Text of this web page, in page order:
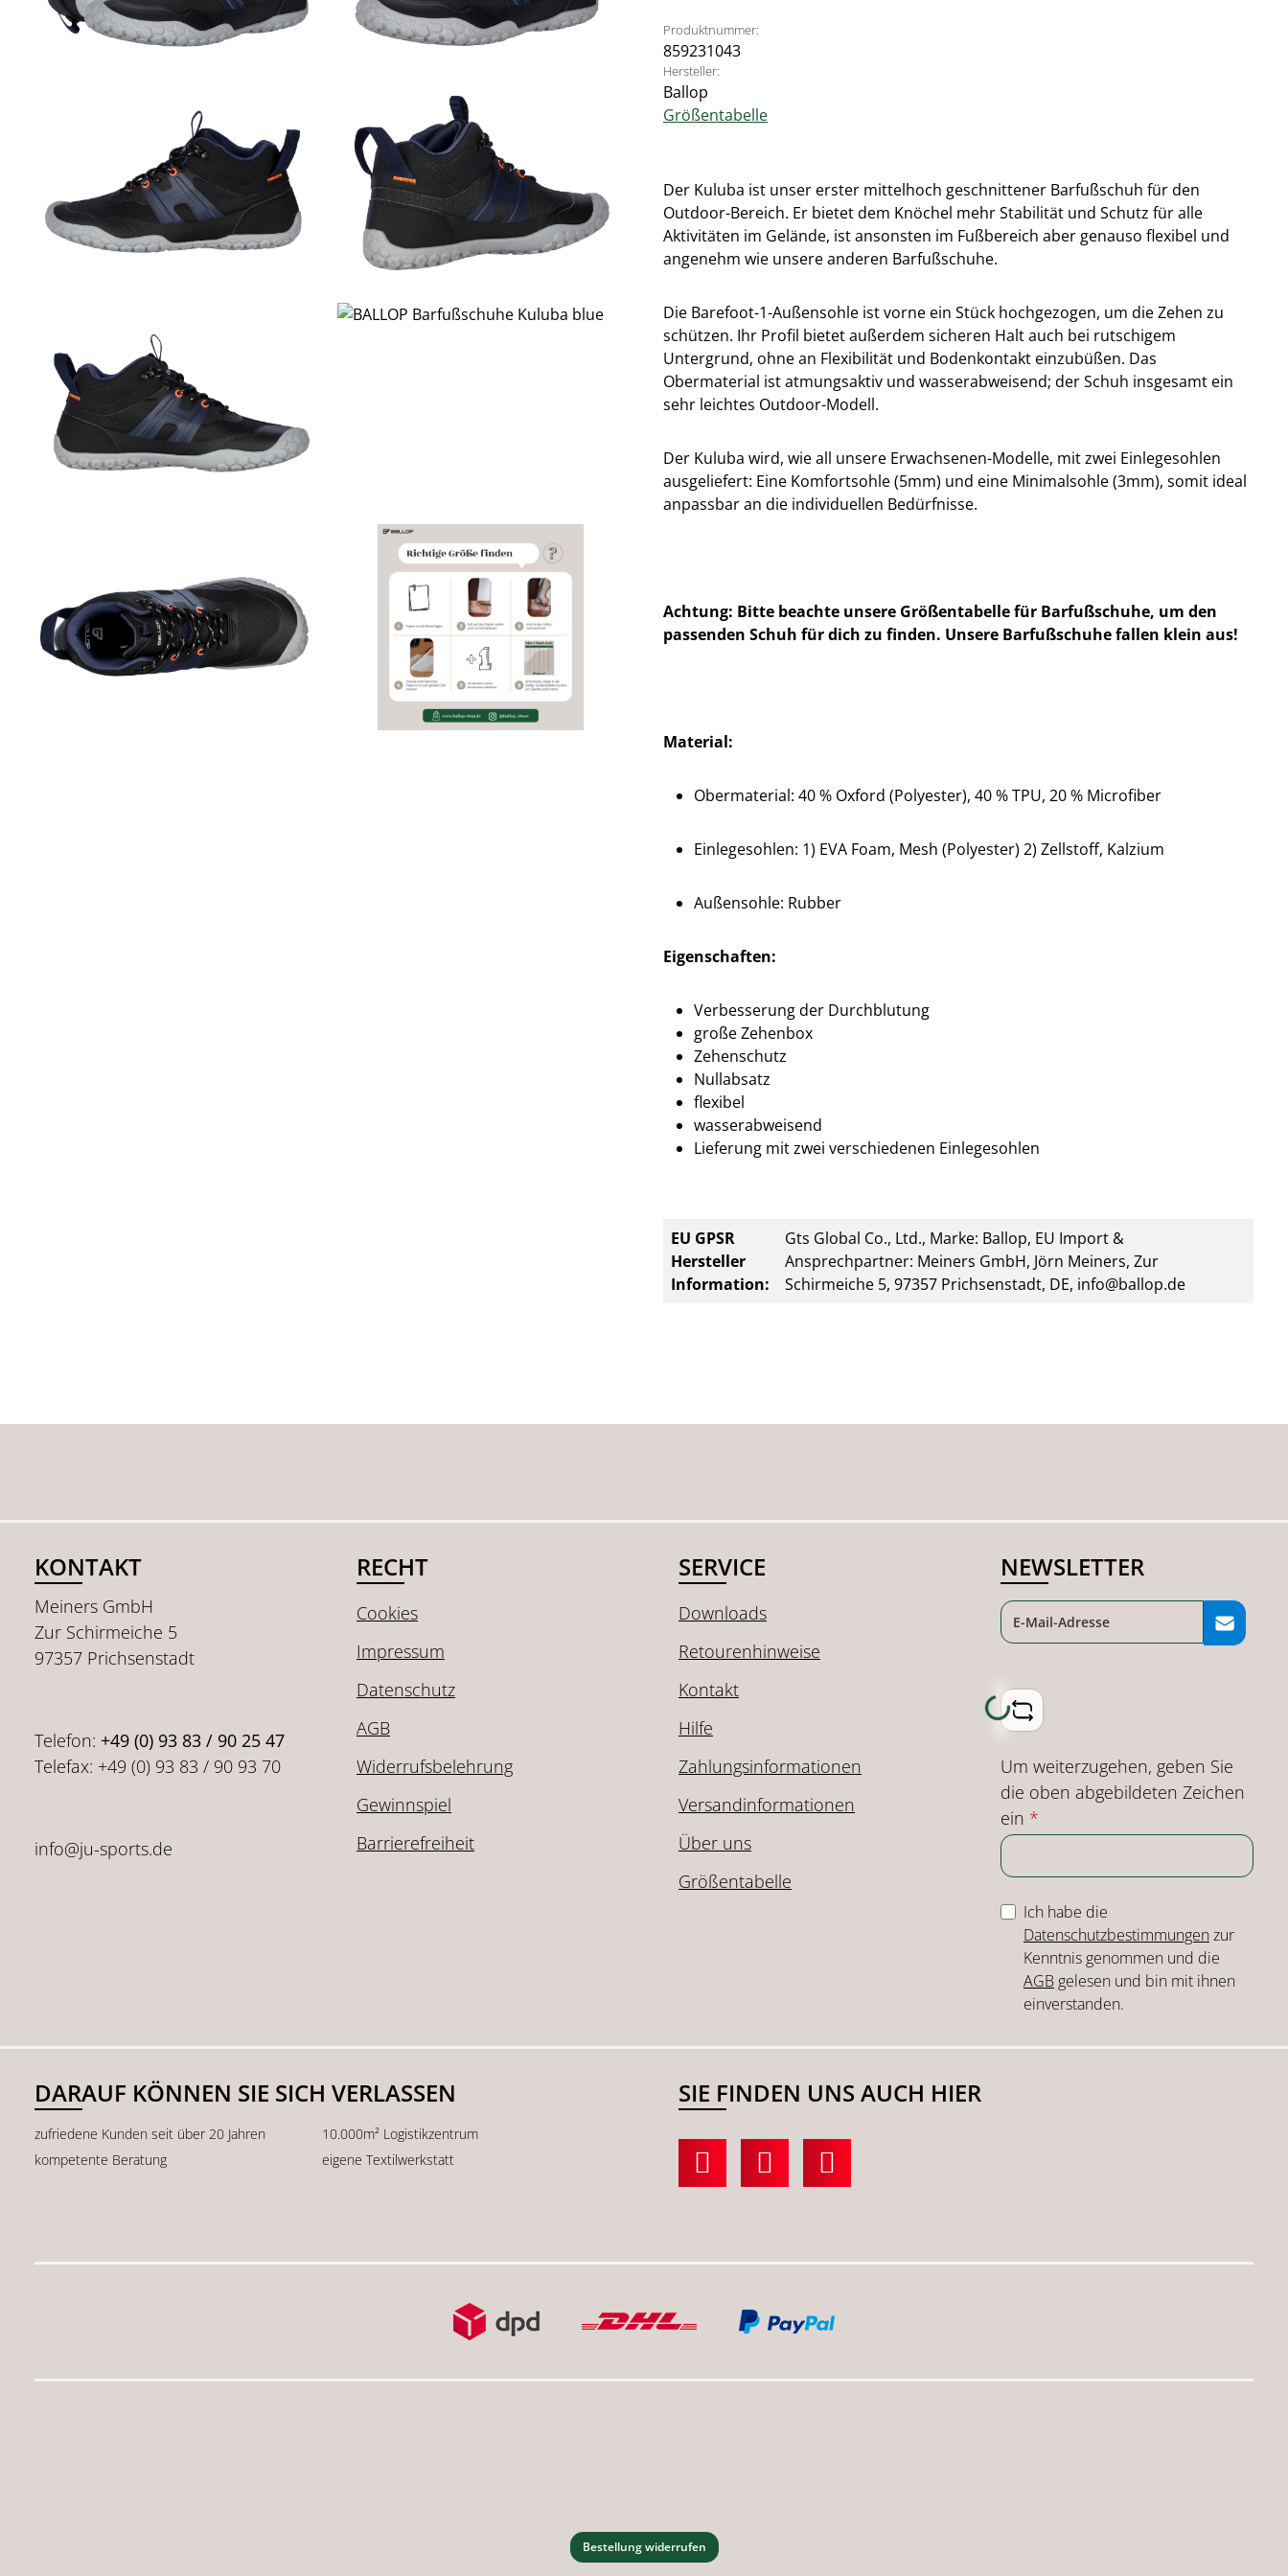
Produktnummer:
859231043
Hersteller:
Ballop
Größentabelle
Der Kuluba ist unser erster mittelhoch geschnittener Barfußschuh für den
Outdoor-Bereich. Er bietet dem Knöchel mehr Stabilität und Schutz für alle
Aktivitäten im Gelände, ist ansonsten im Fußbereich aber genauso flexibel und
angenehm wie unsere anderen Barfußschuhe.
Die Barefoot-1-Außensohle ist vorne ein Stück hochgezogen, um die Zehen zu
schützen. Ihr Profil bietet außerdem sicheren Halt auch bei rutschigem
Untergrund, ohne an Flexibilität und Bodenkontakt einzubüßen. Das
Obermaterial ist atmungsaktiv und wasserabweisend; der Schuh insgesamt ein
sehr leichtes Outdoor-Modell.
Der Kuluba wird, wie all unsere Erwachsenen-Modelle, mit zwei Einlegesohlen
ausgeliefert: Eine Komfortsohle (5mm) und eine Minimalsohle (3mm), somit ideal
anpassbar an die individuellen Bedürfnisse.
Achtung: Bitte beachte unsere Größentabelle für Barfußschuhe, um den
passenden Schuh für dich zu finden. Unsere Barfußschuhe fallen klein aus!
Material:
Obermaterial: 40 % Oxford (Polyester), 40 % TPU, 20 % Microfiber
Einlegesohlen: 1) EVA Foam, Mesh (Polyester) 2) Zellstoff, Kalzium
Außensohle: Rubber
Eigenschaften:
Verbesserung der Durchblutung
große Zehenbox
Zehenschutz
Nullabsatz
flexibel
wasserabweisend
Lieferung mit zwei verschiedenen Einlegesohlen
EU GPSR
Hersteller
Information:
Gts Global Co., Ltd., Marke: Ballop, EU Import &
Ansprechpartner: Meiners GmbH, Jörn Meiners, Zur
Schirmeiche 5, 97357 Prichsenstadt, DE, info@ballop.de
KONTAKT
Meiners GmbH
Zur Schirmeiche 5
97357 Prichsenstadt
Telefon: +49 (0) 93 83 / 90 25 47
Telefax: +49 (0) 93 83 / 90 93 70
info@ju-sports.de
RECHT
Cookies
Impressum
Datenschutz
AGB
Widerrufsbelehrung
Gewinnspiel
Barrierefreiheit
SERVICE
Downloads
Retourenhinweise
Kontakt
Hilfe
Zahlungsinformationen
Versandinformationen
Über uns
Größentabelle
NEWSLETTER
Loading...
Um weiterzugehen, geben Sie
die oben abgebildeten Zeichen
ein *
Ich habe die
Datenschutzbestimmungenzur
Kenntnis genommen und die
AGB gelesen und bin mit ihnen
einverstanden.
DARAUF KÖNNEN SIE SICH VERLASSEN
zufriedene Kunden seit über 20 Jahren
10.000m² Logistikzentrum
kompetente Beratung
eigene Textilwerkstatt
SIE FINDEN UNS AUCH HIER
Bestellung widerrufen